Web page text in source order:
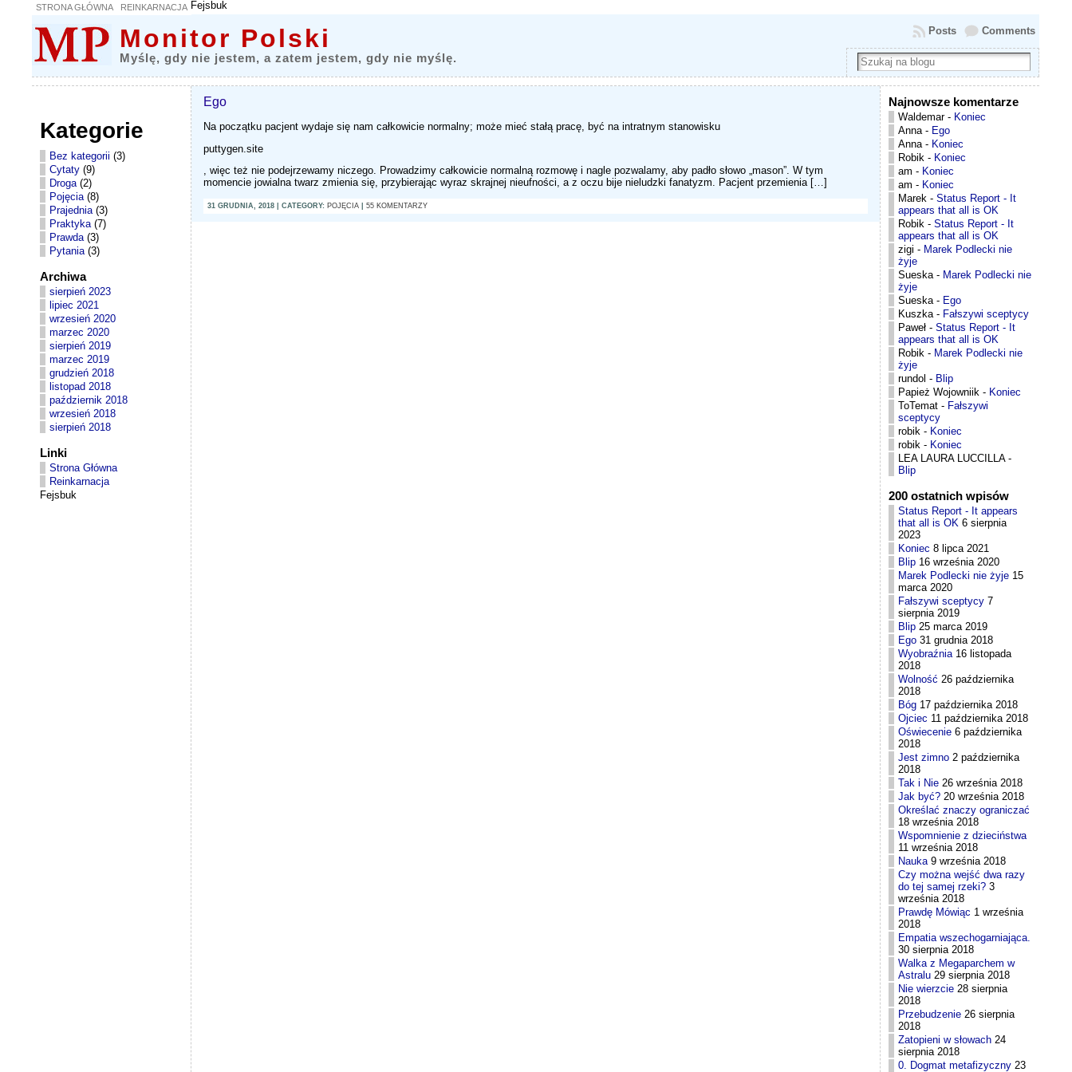
STRONA GŁÓWNA REINKARNACJA Fejsbuk
Monitor Polski
Myślę, gdy nie jestem, a zatem jestem, gdy nie myślę.
Comments
Posts
Kategorie
Bez kategorii (3)
Cytaty (9)
Droga (2)
Pojęcia (8)
Prajednia (3)
Praktyka (7)
Prawda (3)
Pytania (3)
Archiwa
sierpień 2023
lipiec 2021
wrzesień 2020
marzec 2020
sierpień 2019
marzec 2019
grudzień 2018
listopad 2018
październik 2018
wrzesień 2018
sierpień 2018
Linki
Strona Główna
Reinkarnacja
Fejsbuk
Ego
Na początku pacjent wydaje się nam całkowicie normalny; może mieć stałą pracę, być na intratnym stanowisku
puttygen.site
, więc też nie podejrzewamy niczego. Prowadzimy całkowicie normalną rozmowę i nagle pozwalamy, aby padło słowo „mason”. W tym
momencie jowialna twarz zmienia się, przybierając wyraz skrajnej nieufności, a z oczu bije nieludzki fanatyzm. Pacjent przemienia […]
31 GRUDNIA, 2018 | CATEGORY: POJĘCIA |55 KOMENTARZY
Najnowsze komentarze
Waldemar- Koniec
Anna- Ego
Anna- Koniec
Robik - Koniec
am - Koniec
am - Koniec
Marek -Status Report - It
appears that all is OK
Robik -Status Report - It
appears that all is OK
zigi - Marek Podlecki nie
żyje
Sueska- Marek Podlecki nie
żyje
Sueska- Ego
Kuszka- Fałszywi sceptycy
Paweł -Status Report - It
appears that all is OK
Robik - Marek Podlecki nie
żyje
rundol - Blip
Papież Wojowniik - Koniec
ToTemat - Fałszywi
sceptycy
robik - Koniec
robik - Koniec
LEA LAURA LUCCILLA-
Blip
200 ostatnich wpisów
Status Report - It appears
that all is OK 6 sierpnia
2023
Koniec 8 lipca 2021
Blip 16 września 2020
Marek Podlecki nie żyje 15
marca 2020
Fałszywi sceptycy 7
sierpnia 2019
Blip 25 marca 2019
Ego 31 grudnia 2018
Wyobraźnia 16 listopada
2018
Wolność 26 października
2018
Bóg 17 października 2018
Ojciec 11 października 2018
Oświecenie 6 października
2018
Jest zimno 2 października
2018
Tak i Nie 26 września 2018
Jak być? 20 września 2018
Określać znaczy ograniczać
18 września 2018
Wspomnienie z dzieciństwa
11 września 2018
Nauka 9 września 2018
Czy można wejść dwa razy
do tej samej rzeki? 3
września 2018
Prawdę Mówiąc 1 września
2018
Empatia wszechogarniająca.
30 sierpnia 2018
Walka z Megaparchem w
Astralu 29 sierpnia 2018
Nie wierzcie 28 sierpnia
2018
Przebudzenie 26 sierpnia
2018
Zatopieni w słowach 24
sierpnia 2018
0. Dogmat metafizyczny 23